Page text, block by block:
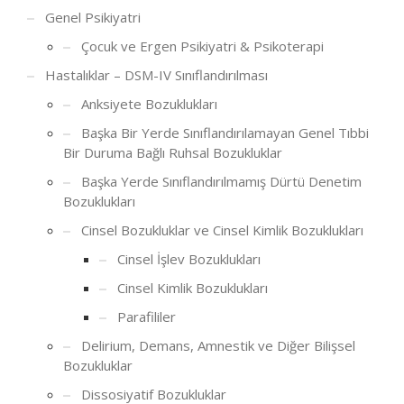
Genel Psikiyatri
Çocuk ve Ergen Psikiyatri & Psikoterapi
Hastalıklar – DSM-IV Sınıflandırılması
Anksiyete Bozuklukları
Başka Bir Yerde Sınıflandırılamayan Genel Tıbbi
Bir Duruma Bağlı Ruhsal Bozukluklar
Başka Yerde Sınıflandırılmamış Dürtü Denetim
Bozuklukları
Cinsel Bozukluklar ve Cinsel Kimlik Bozuklukları
Cinsel İşlev Bozuklukları
Cinsel Kimlik Bozuklukları
Parafililer
Delirium, Demans, Amnestik ve Diğer Bilişsel
Bozukluklar
Dissosiyatif Bozukluklar